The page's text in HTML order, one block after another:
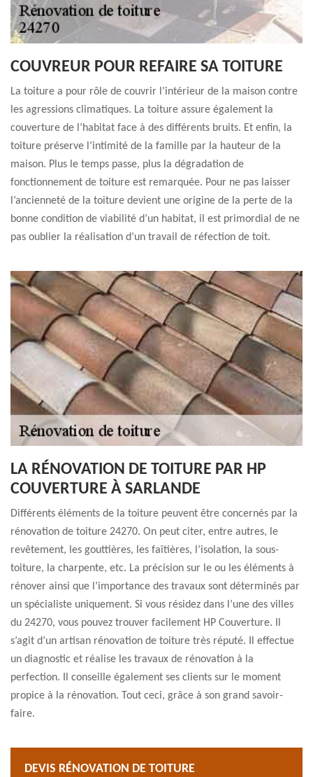
COUVREUR POUR REFAIRE SA TOITURE
La toiture a pour rôle de couvrir l’intérieur de la maison contre
les agressions climatiques. La toiture assure également la
couverture de l’habitat face à des différents bruits. Et enfin, la
toiture préserve l’intimité de la famille par la hauteur de la
maison. Plus le temps passe, plus la dégradation de
fonctionnement de toiture est remarquée. Pour ne pas laisser
l’ancienneté de la toiture devient une origine de la perte de la
bonne condition de viabilité d’un habitat, il est primordial de ne
pas oublier la réalisation d’un travail de réfection de toit.
LA RÉNOVATION DE TOITURE PAR HP
COUVERTURE À SARLANDE
Différents éléments de la toiture peuvent être concernés par la
rénovation de toiture 24270. On peut citer, entre autres, le
revêtement, les gouttières, les faîtières, l’isolation, la sous-
toiture, la charpente, etc. La précision sur le ou les éléments à
rénover ainsi que l’importance des travaux sont déterminés par
un spécialiste uniquement. Si vous résidez dans l’une des villes
du 24270, vous pouvez trouver facilement HP Couverture. Il
s’agit d’un artisan rénovation de toiture très réputé. Il effectue
un diagnostic et réalise les travaux de rénovation à la
perfection. Il conseille également ses clients sur le moment
propice à la rénovation. Tout ceci, grâce à son grand savoir-
faire.
DEVIS RÉNOVATION DE TOITURE